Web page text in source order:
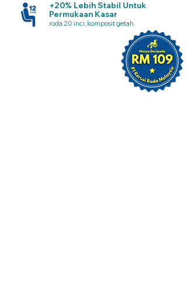
+20% Lebih Stabil Untuk
Permukaan Kasar
roda 20 inci, komposit getah.